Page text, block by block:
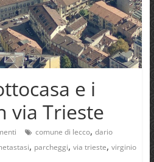
e i
via Trieste
comune di lecco, dario
, parcheggi, via trieste, virginio